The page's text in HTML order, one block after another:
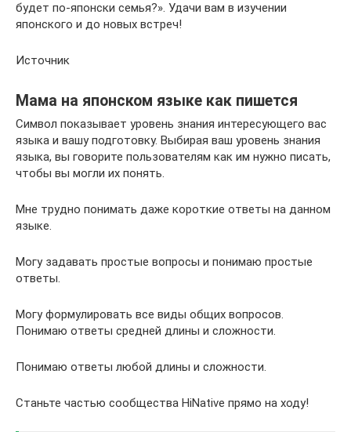
будет по-японски семья?». Удачи вам в изучении
японского и до новых встреч!
Источник
Мама на японском языке как пишется
Символ показывает уровень знания интересующего вас
языка и вашу подготовку. Выбирая ваш уровень знания
языка, вы говорите пользователям как им нужно писать,
чтобы вы могли их понять.
Мне трудно понимать даже короткие ответы на данном
языке.
Могу задавать простые вопросы и понимаю простые
ответы.
Могу формулировать все виды общих вопросов.
Понимаю ответы средней длины и сложности.
Понимаю ответы любой длины и сложности.
Станьте частью сообщества HiNative прямо на ходу!